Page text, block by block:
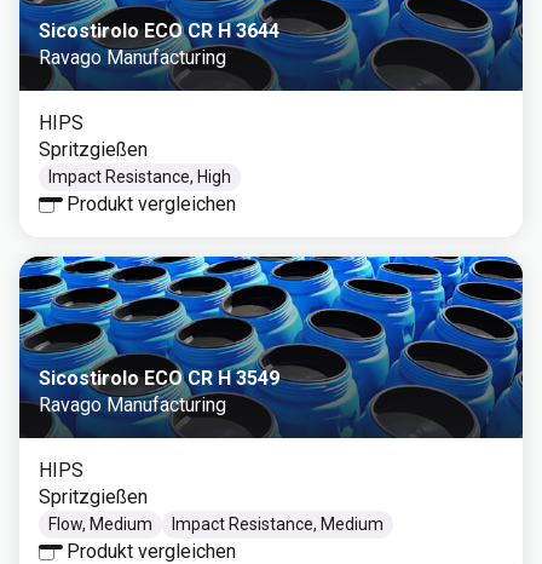
Sicostirolo ECO CR H 3644
Ravago Manufacturing
HIPS
Spritzgießen
Impact Resistance, High
Produkt vergleichen
Sicostirolo ECO CR H 3549
Ravago Manufacturing
HIPS
Spritzgießen
Flow, Medium Impact Resistance, Medium
Produkt vergleichen